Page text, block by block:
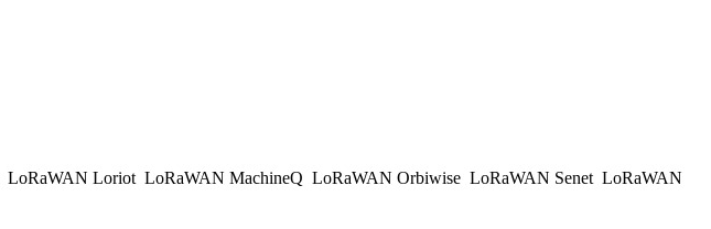
LoRaWAN Loriot LoRaWAN MachineQ LoRaWAN Orbiwise LoRaWAN Senet LoRaWAN